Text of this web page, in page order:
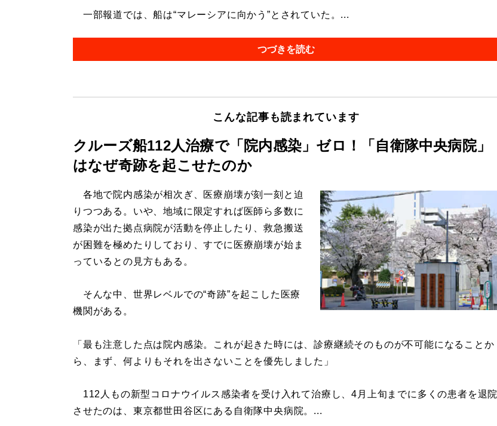
一部報道では、船は“マレーシアに向かう”とされていた。...
つづきを読む
こんな記事も読まれています
クルーズ船112人治療で「院内感染」ゼロ！「自衛隊中央病院」
はなぜ奇跡を起こせたのか
各地で院内感染が相次ぎ、医療崩壊が刻一刻と迫
りつつある。いや、地域に限定すれば医師ら多数に
感染が出た拠点病院が活動を停止したり、救急搬送
が困難を極めたりしており、すでに医療崩壊が始ま
っているとの見方もある。
そんな中、世界レベルでの“奇跡”を起こした医療
機関がある。
「最も注意した点は院内感染。これが起きた時には、診療継続そのものが不可能になることか
ら、まず、何よりもそれを出さないことを優先しました」
112人もの新型コロナウイルス感染者を受け入れて治療し、4月上旬までに多くの患者を退院
させたのは、東京都世田谷区にある自衛隊中央病院。...